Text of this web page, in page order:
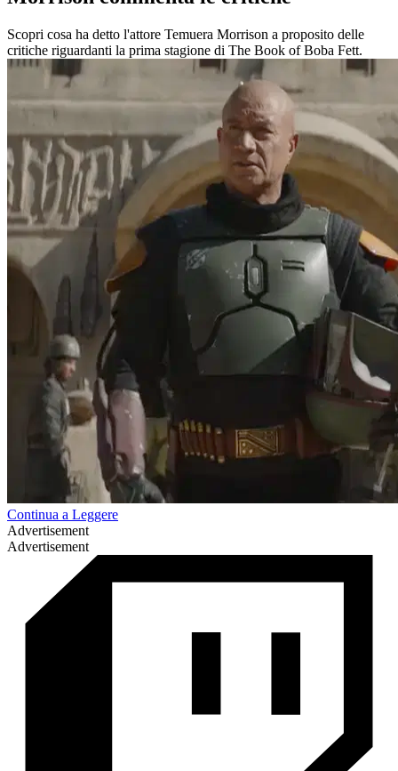
Scopri cosa ha detto l'attore Temuera Morrison a proposito delle
critiche riguardanti la prima stagione di The Book of Boba Fett.
Continua a Leggere
Advertisement
Advertisement